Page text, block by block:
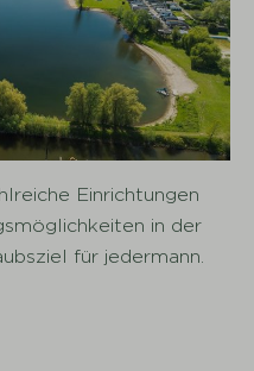
Einrichtungen
in der
für jedermann.